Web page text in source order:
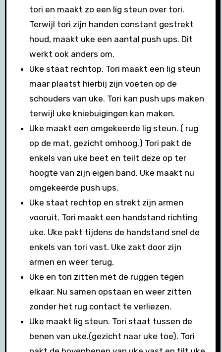
tori en maakt zo een lig steun over tori.
Terwijl tori zijn handen constant gestrekt
houd, maakt uke een aantal push ups. Dit
werkt ook anders om.
Uke staat rechtop. Tori maakt een lig steun
maar plaatst hierbij zijn voeten op de
schouders van uke. Tori kan push ups maken
terwijl uke kniebuigingen kan maken.
Uke maakt een omgekeerde lig steun. ( rug
op de mat, gezicht omhoog.) Tori pakt de
enkels van uke beet en teilt deze op ter
hoogte van zijn eigen band. Uke maakt nu
omgekeerde push ups.
Uke staat rechtop en strekt zijn armen
vooruit. Tori maakt een handstand richting
uke. Uke pakt tijdens de handstand snel de
enkels van tori vast. Uke zakt door zijn
armen en weer terug.
Uke en tori zitten met de ruggen tegen
elkaar. Nu samen opstaan en weer zitten
zonder het rug contact te verliezen.
Uke maakt lig steun. Tori staat tussen de
benen van uke.(gezicht naar uke toe). Tori